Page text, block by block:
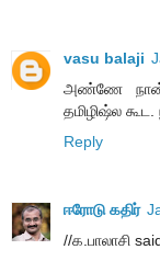
vasu balaji
அண்ணே நான்
தமிழிஷ்ல
Reply
ஈரோடு கதிர்
//க.பாலாசி